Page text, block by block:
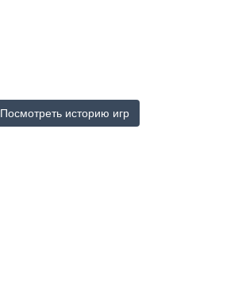
Посмотреть историю игр